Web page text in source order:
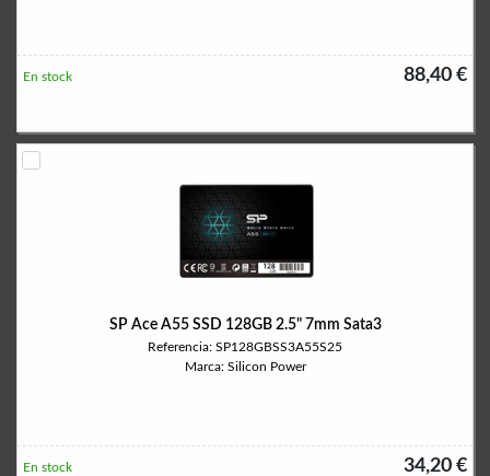
88,40 €
En stock
SP Ace A55 SSD 128GB 2.5" 7mm Sata3
Referencia: SP128GBSS3A55S25
Marca: Silicon Power
34,20 €
En stock